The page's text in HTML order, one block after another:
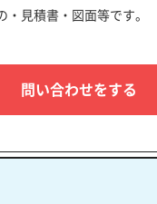
・見積書・図面等です。
問い合わせをする